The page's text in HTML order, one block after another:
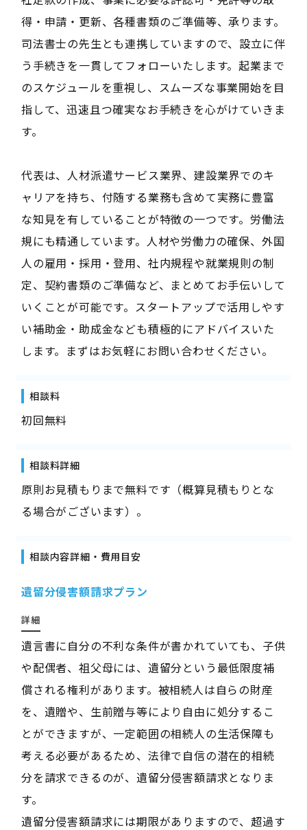
得・申請・更新、各種書類のご準備等、承ります。
司法書士の先生とも連携していますので、設立に伴
う手続きを一貫してフォローいたします。起業まで
のスケジュールを重視し、スムーズな事業開始を目
指して、迅速且つ確実なお手続きを心がけていきま
す。
代表は、人材派遣サービス業界、建設業界でのキ
ャリアを持ち、付随する業務も含めて実務に豊富
な知見を有していることが特徴の一つです。労働法
規にも精通しています。人材や労働力の確保、外国
人の雇用・採用・登用、社内規程や就業規則の制
定、契約書類のご準備など、まとめてお手伝いして
いくことが可能です。スタートアップで活用しやす
い補助金・助成金なども積極的にアドバイスいた
します。まずはお気軽にお問い合わせください。
相談料
初回無料
相談料詳細
原則お見積もりまで無料です（概算見積もりとな
る場合がございます）。
相談内容詳細・費用目安
遺留分侵害額請求プラン
詳細
遺言書に自分の不利な条件が書かれていても、子供
や配偶者、祖父母には、遺留分という最低限度補
償される権利があります。被相続人は自らの財産
を、遺贈や、生前贈与等により自由に処分するこ
とができますが、一定範囲の相続人の生活保障も
考える必要があるため、法律で自信の潜在的相続
分を請求できるのが、遺留分侵害額請求となりま
す。
遺留分侵害額請求には期限がありますので、超過す